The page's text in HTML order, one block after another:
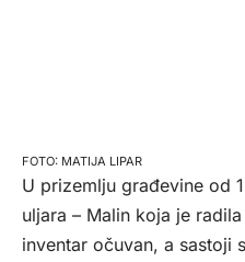
MATIJA LIPAR
U prizemlju građevine od
uljara – Malin koja je
inventar očuvan, a sastoji